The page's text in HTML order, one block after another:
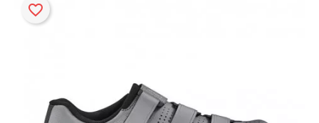
favorite_border